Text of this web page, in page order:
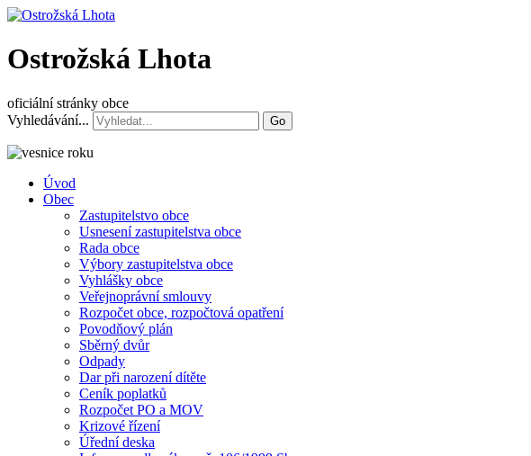
Ostrožská Lhota
oficiální stránky obce
Vyhledávání...
Go
Úvod
Obec
Zastupitelstvo obce
Usnesení zastupitelstva obce
Rada obce
Výbory zastupitelstva obce
Vyhlášky obce
Veřejnoprávní smlouvy
Rozpočet obce, rozpočtová opatření
Povodňový plán
Sběrný dvůr
Odpady
Dar při narození dítěte
Ceník poplatků
Rozpočet PO a MOV
Krizové řízení
Úřední deska